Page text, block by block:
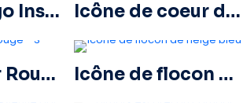
Icône du logo Instagram linéaire dégradé Icône de coeur dégradé rouge
Icône Coeur Rouge – 3 Icône de flocon de neige bleu